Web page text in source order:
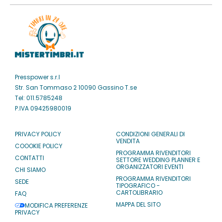
Presspower s.r.l
Str. San Tommaso 2 10090 Gassino T.se
Tel: 011.5785248
P.IVA 09425980019
PRIVACY POLICY
COOOKIE POLICY
CONTATTI
CHI SIAMO
SEDE
FAQ
MODIFICA PREFERENZE
PRIVACY
CONDIZIONI GENERALI DI
VENDITA
PROGRAMMA RIVENDITORI
SETTORE WEDDING PLANNER E
ORGANIZZATORI EVENTI
PROGRAMMA RIVENDITORI
TIPOGRAFICO -
CARTOLIBRARIO
MAPPA DEL SITO